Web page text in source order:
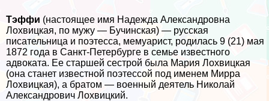
Тэффи (настоящее имя Надежда Александровна
Лохвицкая, по мужу — Бучинская) — русская
писательница и поэтесса, мемуарист, родилась 9 (21) мая
1872 года в Санкт-Петербурге в семье известного
адвоката. Ее старшей сестрой была Мария Лохвицкая
(она станет известной поэтессой под именем Мирра
Лохвицкая), а братом — военный деятель Николай
Александрович Лохвицкий.